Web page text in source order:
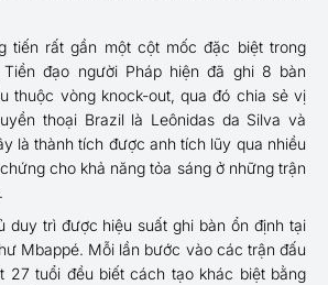
tiến rất gần một cột mốc đặc biệt trong
đạo người Pháp hiện đã ghi 8 bàn
thuộc vòng knock-out, qua đó chia sẻ vị
thoại Brazil là Leônidas da Silva và
là thành tích được anh tích lũy qua nhiều
cho khả năng tỏa sáng ở những trận
duy trì được hiệu suất ghi bàn ổn định tại
Mbappé. Mỗi lần bước vào các trận đấu
27 tuổi đều biết cách tạo khác biệt bằng